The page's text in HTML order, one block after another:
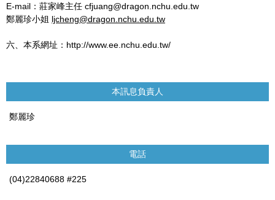
E-mail：莊家峰主任 cfjuang@dragon.nchu.edu.tw
鄭麗珍小姐 ljcheng@dragon.nchu.edu.tw
六、本系網址：http://www.ee.nchu.edu.tw/
本訊息負責人
鄭麗珍
電話
(04)22840688 #225